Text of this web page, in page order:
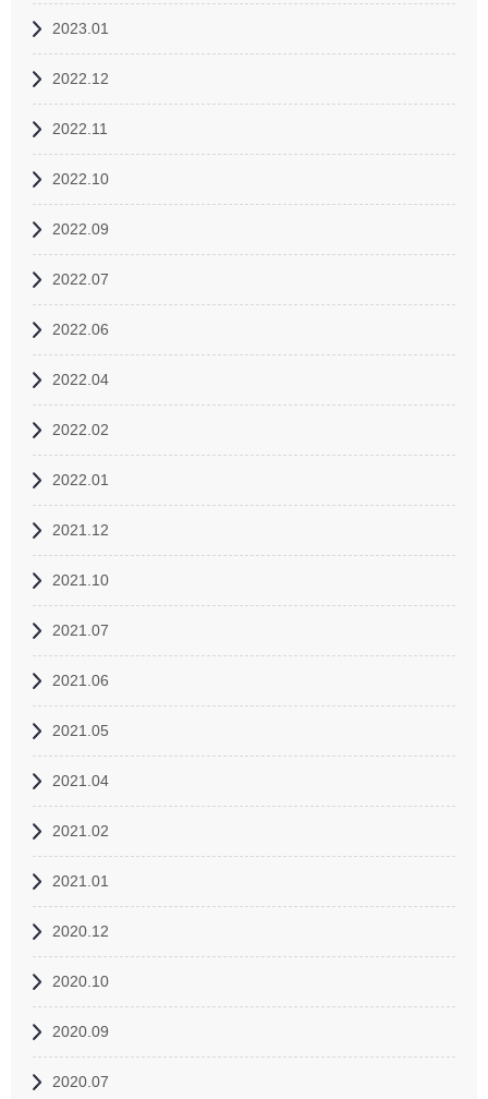
2023.01
2022.12
2022.11
2022.10
2022.09
2022.07
2022.06
2022.04
2022.02
2022.01
2021.12
2021.10
2021.07
2021.06
2021.05
2021.04
2021.02
2021.01
2020.12
2020.10
2020.09
2020.07